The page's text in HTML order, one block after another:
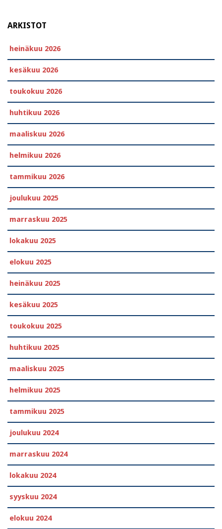
ARKISTOT
heinäkuu 2026
kesäkuu 2026
toukokuu 2026
huhtikuu 2026
maaliskuu 2026
helmikuu 2026
tammikuu 2026
joulukuu 2025
marraskuu 2025
lokakuu 2025
elokuu 2025
heinäkuu 2025
kesäkuu 2025
toukokuu 2025
huhtikuu 2025
maaliskuu 2025
helmikuu 2025
tammikuu 2025
joulukuu 2024
marraskuu 2024
lokakuu 2024
syyskuu 2024
elokuu 2024